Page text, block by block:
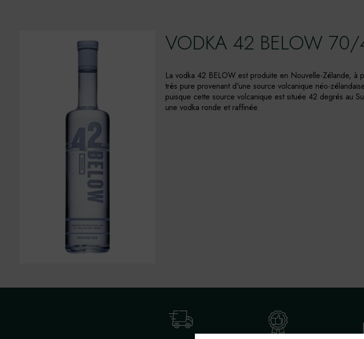
VODKA 42 BELOW
La vodka 42 BELOW est produite en Nouvelle-Zélande, à
très pure provenant d'une source volcanique néo-
puisque cette source volcanique est située 42 degrés au
une vodka ronde et raffinée.